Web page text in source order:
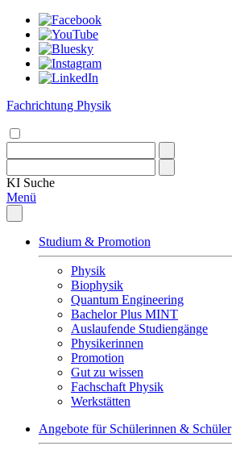
Fachrichtung Physik
KI Suche
Menü
Studium & Promotion
Physik
Biophysik
Quantum Engineering
Bachelor Plus MINT
Auslaufende Studiengänge
Physikerinnen
Promotion
Gut zu wissen
Fachschaft Physik
Werkstätten
Angebote für Schülerinnen & Schüler